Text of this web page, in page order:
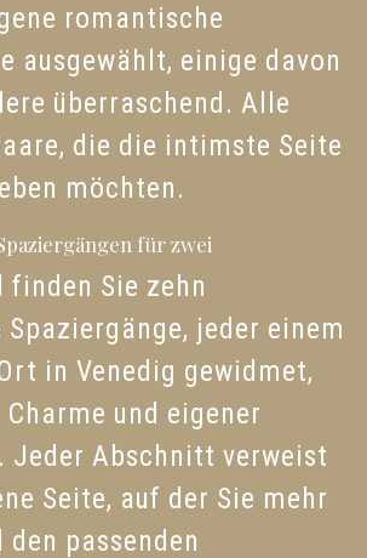
romantische
ausgewählt, einige davon
überraschend. Alle
die die intimste Seite
möchten.
für zwei
finden Sie zehn
jeder einem
in Venedig gewidmet,
und eigener
Jeder Abschnitt verweist
Seite, auf der Sie mehr
passenden